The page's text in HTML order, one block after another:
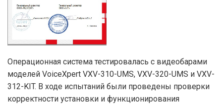
Операционная система тестировалась с видеобарами
моделей VoiceXpert VXV-310-UMS, VXV-320-UMS и VXV-
312-KIT. В ходе испытаний были проведены проверки
корректности установки и функционирования